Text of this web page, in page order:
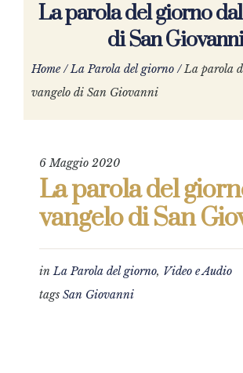
La parola del giorno
di San Giovanni
Home /La Parola del giorno /La parola
vangelo di San Giovanni
6 Maggio 2020
La parola del
vangelo di San
inLa Parola del giorno, Video e Audio
tags San Giovanni